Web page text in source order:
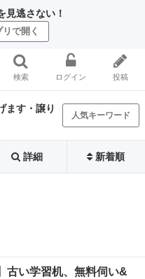
見逃さない！
リで開く
検索 ログイン 投稿
ます・譲り
人気キーワード
詳細 新着順
古い学習机、無料伺い&